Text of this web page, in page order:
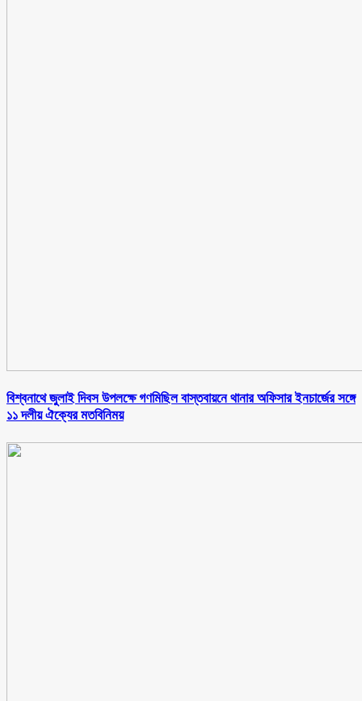
বিশ্বনাথে জুলাই দিবস উপলক্ষে গণমিছিল বাস্তবায়নে থানার অফিসার ইনচার্জের সঙ্গে
১১ দলীয় ঐক্যের মতবিনিময়